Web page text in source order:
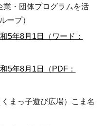
業・団体プログラムを活
ープ）
5年8月1日（ワード：
5年8月1日（PDF：
まっ子遊び広場）こま名